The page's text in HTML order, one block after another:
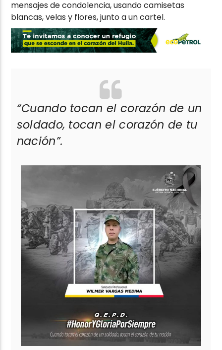
mensajes de condolencia, usando camisetas
blancas, velas y flores, junto a un cartel.
“Cuando tocan el corazón de un
soldado, tocan el corazón de tu
nación”.